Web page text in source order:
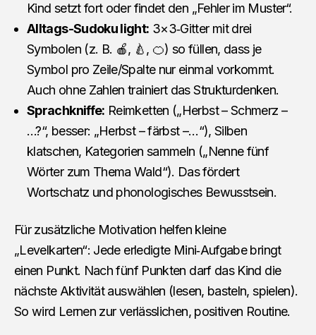
Kind setzt fort oder findet den „Fehler im Muster“.
Alltags-Sudoku light: 3×3‑Gitter mit drei
Symbolen (z. B. 🍎, 🍐, 🍊) so füllen, dass je
Symbol pro Zeile/Spalte nur einmal vorkommt.
Auch ohne Zahlen trainiert das Strukturdenken.
Sprachkniffe: Reimketten („Herbst – Schmerz –
…?“, besser: „Herbst – färbst –…“), Silben
klatschen, Kategorien sammeln („Nenne fünf
Wörter zum Thema Wald“). Das fördert
Wortschatz und phonologisches Bewusstsein.
Für zusätzliche Motivation helfen kleine
„Levelkarten“: Jede erledigte Mini‑Aufgabe bringt
einen Punkt. Nach fünf Punkten darf das Kind die
nächste Aktivität auswählen (lesen, basteln, spielen).
So wird Lernen zur verlässlichen, positiven Routine.